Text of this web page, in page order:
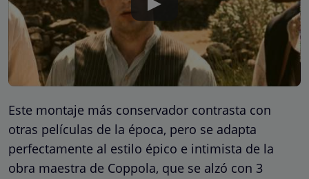
Este montaje más conservador contrasta con
otras películas de la época, pero se adapta
perfectamente al estilo épico e intimista de la
obra maestra de Coppola, que se alzó con 3